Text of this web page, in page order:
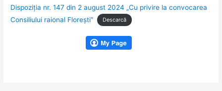
Dispoziția nr. 147 din 2 august 2024 „Cu privire la convocarea
Consiliului raional Florești”
Descarcă